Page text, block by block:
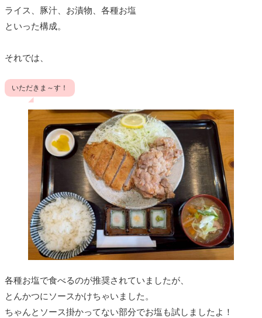
ライス、豚汁、お漬物、各種お塩
といった構成。
それでは、
いただきま～す！
各種お塩で食べるのが推奨されていましたが、
とんかつにソースかけちゃいました。
ちゃんとソース掛かってない部分でお塩も試しましたよ！